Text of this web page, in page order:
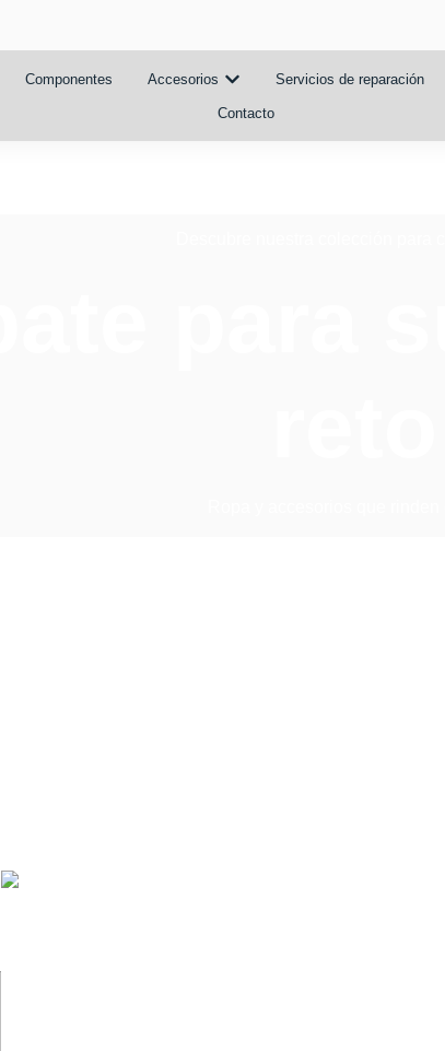
Componentes Accesorios Servicios de reparación
Contacto